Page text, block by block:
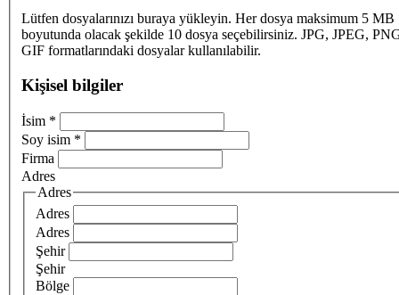
Lütfen dosyalarınızı buraya yükleyin. Her dosya maksimum 5 MB
boyutunda olacak şekilde 10 dosya seçebilirsiniz. JPG, JPEG,
GIF formatlarındaki dosyalar kullanılabilir.
Kişisel bilgiler
İsim *
Soy isim *
Firma
Adres
Adres
Adres
Adres
Şehir
Şehir
Bölge